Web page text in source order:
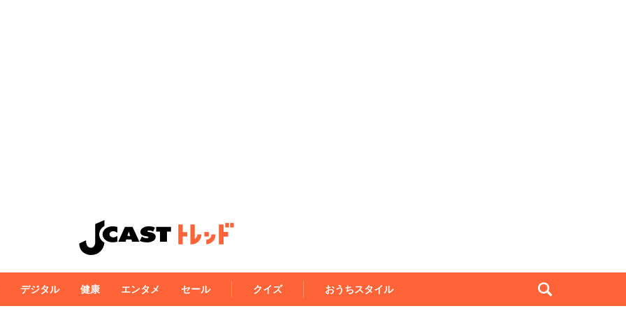
デジタル 健康 エンタメ セール クイズ おうちスタイル